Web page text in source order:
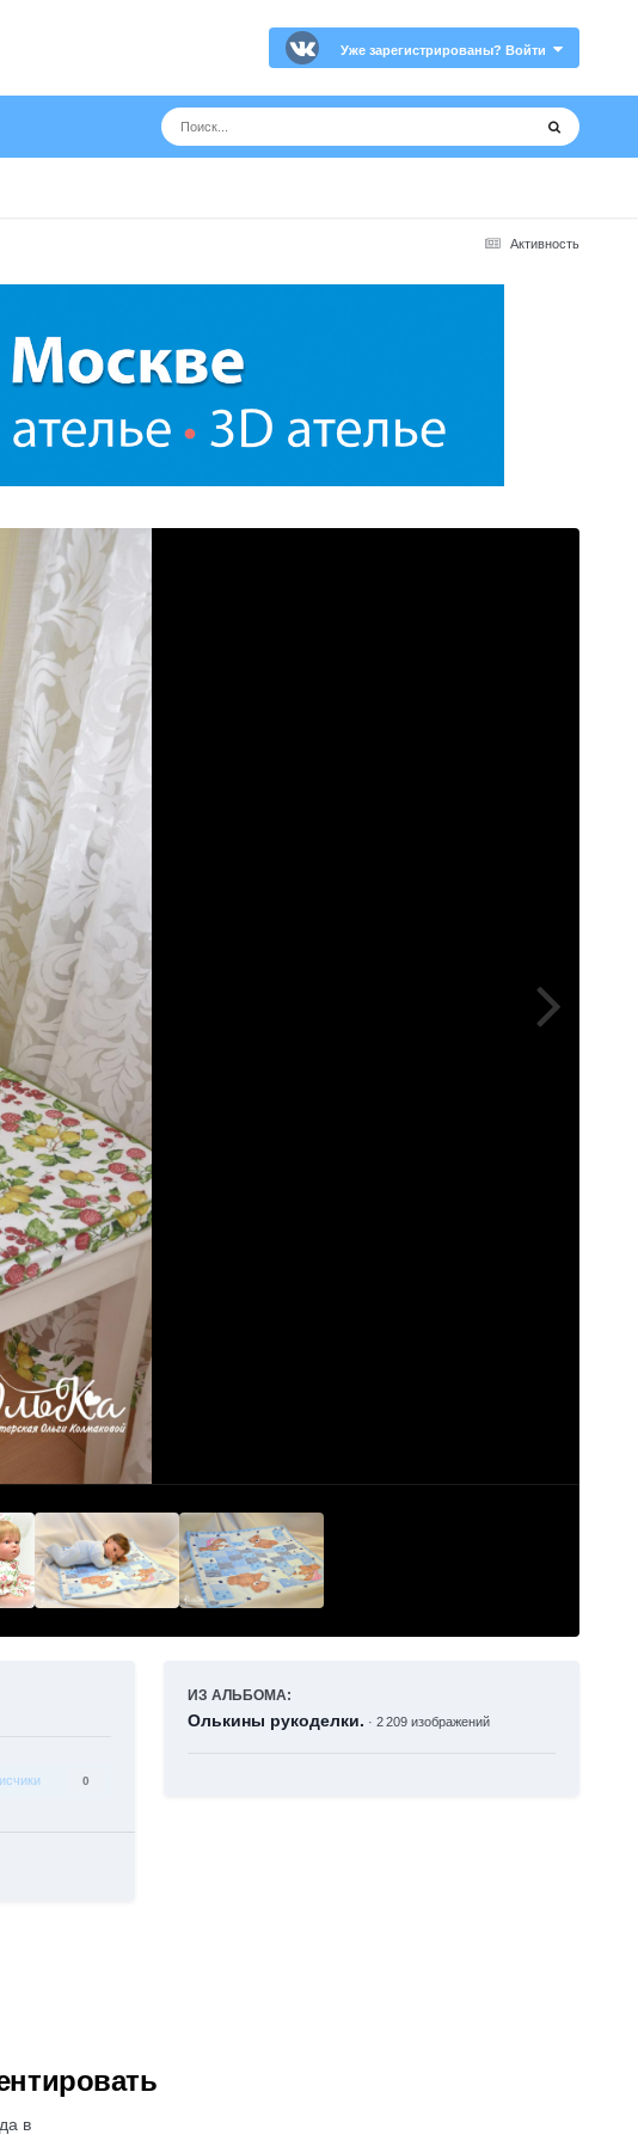
Уже зарегистрированы? Войти
Активность
0
ИЗ АЛЬБОМА:
Олькины рукоделки. · 2 209 изображений
в